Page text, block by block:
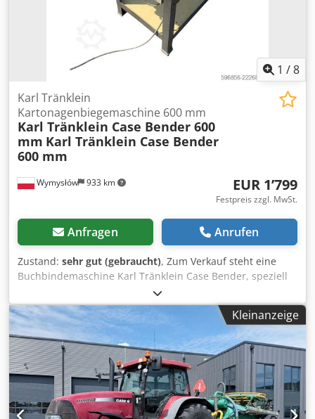
1 /8
Wymysłów 933 km
Karl Tränklein
Kartonagenbiegemaschine 600 mm
Karl Tränklein Case Bender 600
mm Karl Tränklein Case Bender
600 mm
EUR 1’799
Festpreis zzgl. MwSt.
Anfragen Anrufen
Zustand: sehr gut (gebraucht), Zum Verkauf steht eine
Buchbindemaschine Karl Tränklein Case Bender, speziell
entwickelt zum Formen und Biegen von Buchdeckenrücken
bei Hardcover-Büchern. Das Gerät verleiht den
Buchdecken den erforderlichen Radius, sodass sie sich
optimal an den Buchblock anpassen. Die Maschine ist mit
verstellbaren Walzen ausgestattet, die eine Anpassung an
verschiedene Deckendicken ermöglichen. Die massive
Gusskonstruktion sorgt für hohe Präzision und langjährige
Haltbarkeit. Technische Daten: Hersteller: Karl Tränklein
Typ: Case Bender / Rückenformmaschine Arbeitsbreite: ca.
Kleinanzeige